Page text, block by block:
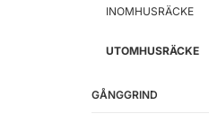
INOMHUSRÄCKE
UTOMHUSRÄCKE
GÅNGGRIND